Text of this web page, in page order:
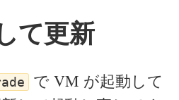
て更新
で VM が起動して